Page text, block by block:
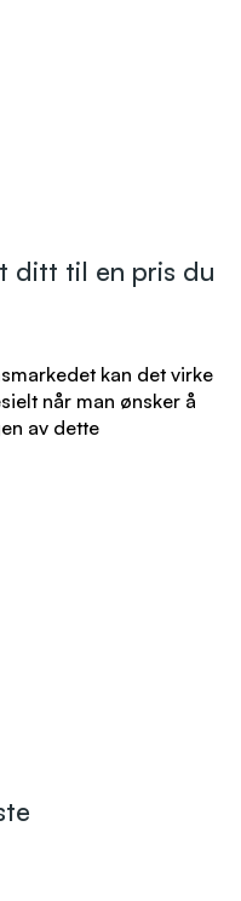
ditt til en pris du
kan det virke
når man ønsker å
av dette